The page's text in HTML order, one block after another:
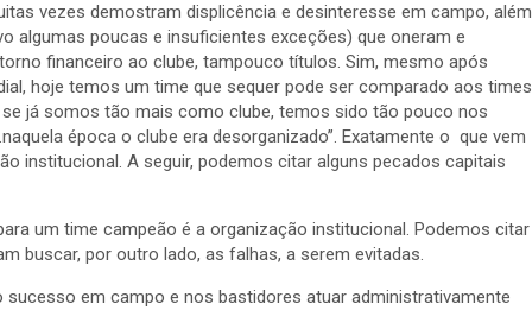
vezes demostram displicência e desinteresse em campo, além
algumas poucas e insuficientes exceções) que oneram e
financeiro ao clube, tampouco títulos. Sim, mesmo após
hoje temos um time que sequer pode ser comparado aos times
já somos tão mais como clube, temos sido tão pouco nos
época o clube era desorganizado”. Exatamente o que vem
institucional. A seguir, podemos citar alguns pecados capitais
um time campeão é a organização institucional. Podemos citar
buscar, por outro lado, as falhas, a serem evitadas.
em campo e nos bastidores atuar administrativamente